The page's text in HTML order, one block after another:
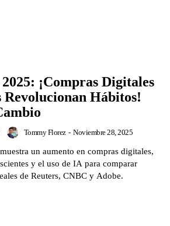
¡Compras Digitales
Revolucionan Hábitos!
Tommy Florez - Noviembre 28, 2025
un aumento en compras digitales,
y el uso de IA para comparar
de Reuters, CNBC y Adobe.